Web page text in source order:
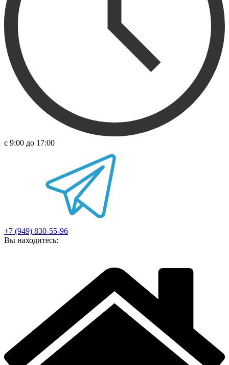
с 9:00 до 17:00
+7 (949) 830-55-96
Вы находитесь: